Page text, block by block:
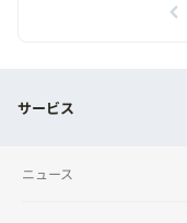
サービス
ニュース